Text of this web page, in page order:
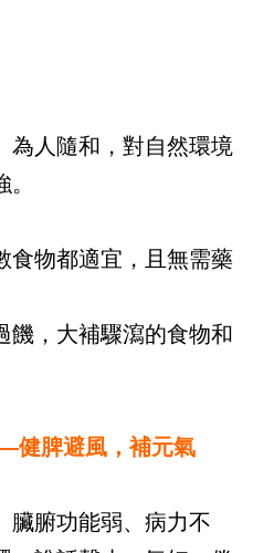
為人隨和，對自然環境
食物都適宜，且無需藥
饑，大補驟瀉的食物和
健脾避風，補元氣
臟腑功能弱、病力不